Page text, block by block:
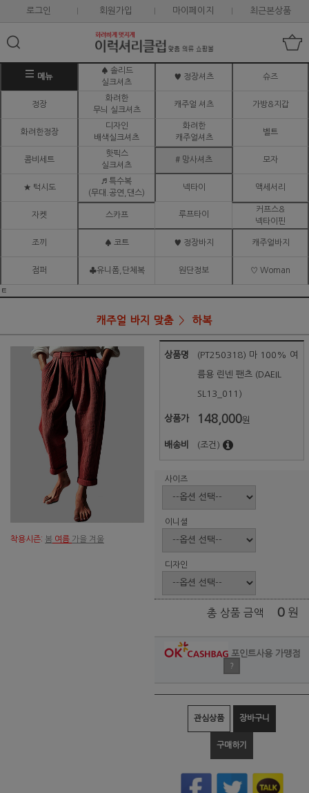
로그인 회원가입 마이페이지 최근본상품
메뉴
♠ 솔리드
실크셔츠
♥ 정장셔츠 슈즈
정장
화려한
무늬 실크셔츠
캐주얼 셔츠 가방&지갑
화려한정장
디자인
배색실크셔츠
화려한
캐주얼셔츠
벨트
콤비세트
핫픽스
실크셔츠
# 망사셔츠 모자
★ 턱시도
♬ 특수복
(무대.공연,댄스)
넥타이 액세서리
자켓 스카프 루프타이
커프스&
넥타이핀
조끼 ♠ 코트 ♥ 정장바지 캐주얼바지
점퍼 ♣유니폼,단체복 원단정보 ♡ Woman
ㅌ
캐주얼 바지 맞춤 하복
착용시즌: 봄 여름 가을 겨울
상품명 (PT250318) 마 100% 여
름용 린넨 팬츠 (DAEIL
SL13_011)
상품가 148,000원
배송비 (조건)
사이즈
이니셜
디자인
총 상품 금액 0 원
포인트사용 가맹점
?
관심상품 장바구니
구매하기